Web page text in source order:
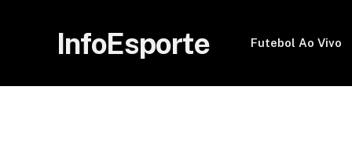
InfoEsporte Futebol Ao Vivo